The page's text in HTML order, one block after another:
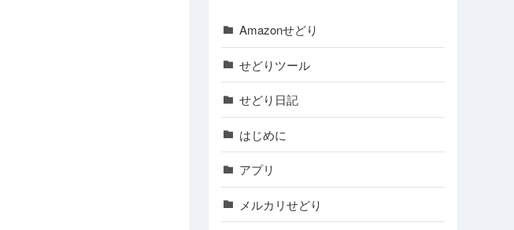
Amazonせどり
せどりツール
せどり日記
はじめに
アプリ
メルカリせどり